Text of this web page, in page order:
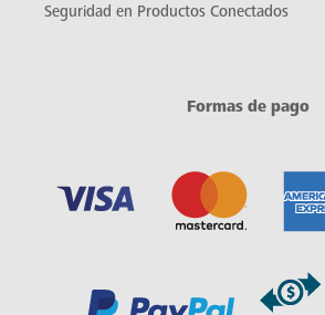
Seguridad en Productos Conectados
Formas de pago